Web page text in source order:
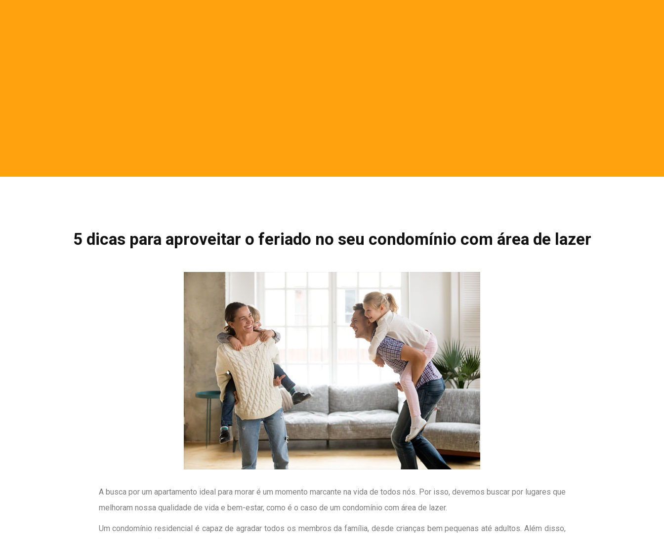
5 dicas para aproveitar o feriado no seu condomínio com área de lazer
A busca por um apartamento ideal para morar é um momento marcante na vida de todos nós. Por isso, devemos buscar por lugares que
melhoram nossa qualidade de vida e bem-estar, como é o caso de um condomínio com área de lazer.
Um condomínio residencial é capaz de agradar todos os membros da família, desde crianças bem pequenas até adultos. Além disso,